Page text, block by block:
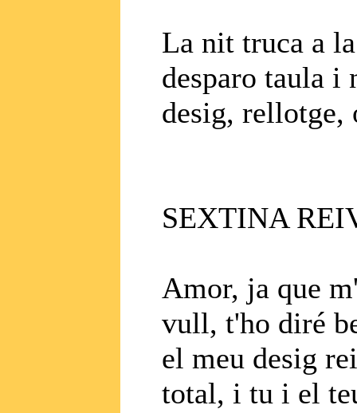
La nit truca a
desparo taula i
desig, rellotge,
SEXTINA
Amor, ja que
vull, t'ho diré
el meu desig
total, i tu i el